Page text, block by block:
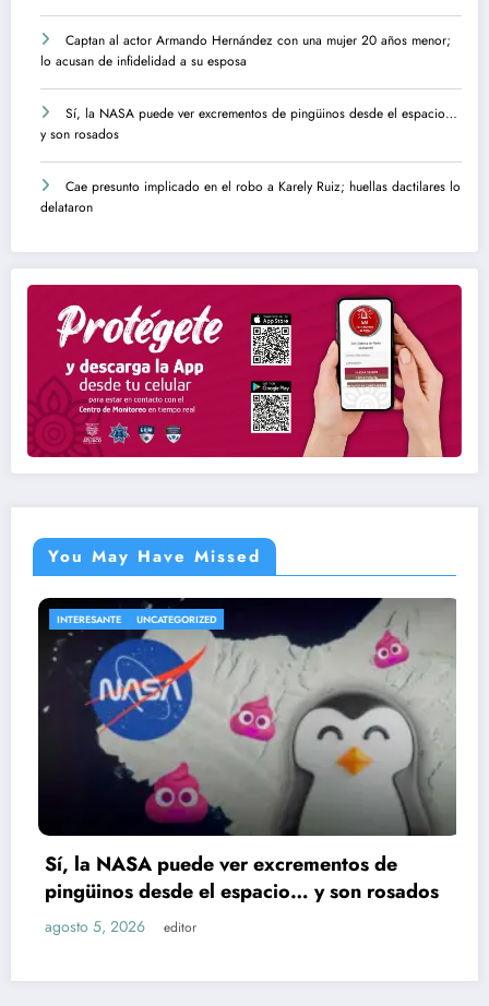
Captan al actor Armando Hernández con una mujer 20 años menor;
lo acusan de infidelidad a su esposa
Sí, la NASA puede ver excrementos de pingüinos desde el espacio…
y son rosados
Cae presunto implicado en el robo a Karely Ruiz; huellas dactilares lo
delataron
You May Have Missed
UNCATEGORIZED
puede ver excrementos de
desde el espacio… y son rosados
editor
Ruiz;